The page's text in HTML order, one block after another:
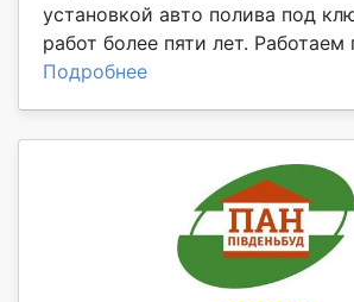
установкой авто полива под
работ более пяти лет. Работаем
Подробнее